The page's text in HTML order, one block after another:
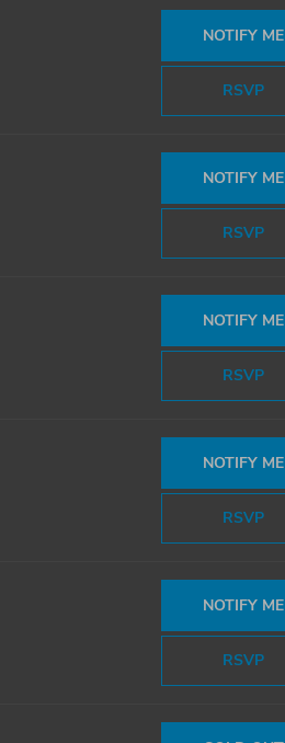
RSVP
NOTIFY ME
RSVP
NOTIFY ME
RSVP
NOTIFY ME
RSVP
NOTIFY ME
RSVP
NOTIFY ME